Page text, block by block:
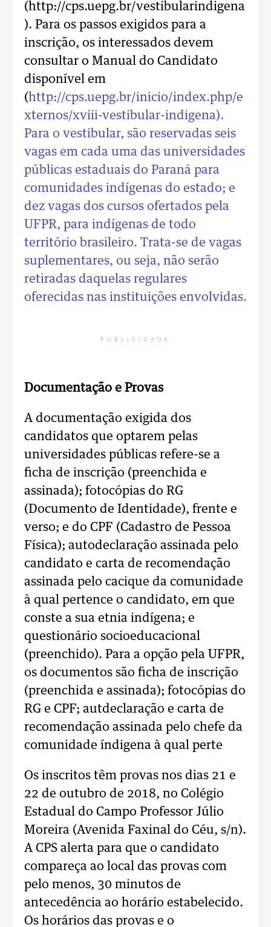
(http://cps.uepg.br/vestibularindigena
). Para os passos exigidos para a
inscrição, os interessados devem
consultar o Manual do Candidato
disponível em
(http://cps.uepg.br/inicio/index.php/e
xternos/xviii-vestibular-indigena).
Para o vestibular, são reservadas seis
vagas em cada uma das universidades
públicas estaduais do Paraná para
comunidades indígenas do estado; e
dez vagas dos cursos ofertados pela
UFPR, para indígenas de todo
território brasileiro. Trata-se de vagas
suplementares, ou seja, não serão
retiradas daquelas regulares
oferecidas nas instituições envolvidas.
PUBLICIDADE
Documentação e Provas
A documentação exigida dos
candidatos que optarem pelas
universidades públicas refere-se a
ficha de inscrição (preenchida e
assinada); fotocópias do RG
(Documento de Identidade), frente e
verso; e do CPF (Cadastro de Pessoa
Física); autodeclaração assinada pelo
candidato e carta de recomendação
assinada pelo cacique da comunidade
à qual pertence o candidato, em que
conste a sua etnia indígena; e
questionário socioeducacional
(preenchido). Para a opção pela UFPR,
os documentos são ficha de inscrição
(preenchida e assinada); fotocópias do
RG e CPF; autdeclaração e carta de
recomendação assinada pelo chefe da
comunidade índigena à qual perte
Os inscritos têm provas nos dias 21 e
22 de outubro de 2018, no Colégio
Estadual do Campo Professor Júlio
Moreira (Avenida Faxinal do Céu, s/n).
A CPS alerta para que o candidato
compareça ao local das provas com
pelo menos, 30 minutos de
antecedência ao horário estabelecido.
Os horários das provas e o